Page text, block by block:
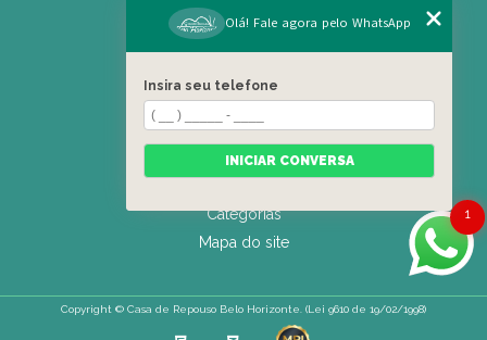
Home
Institucional
Serviços Especiais
Blog
Residência
Categorias
Mapa do site
Copyright © Casa de Repouso Belo Horizonte. (Lei 9610 de 19/02/1998)
1
Olá! Fale agora pelo WhatsApp
Insira seu telefone
INICIAR CONVERSA